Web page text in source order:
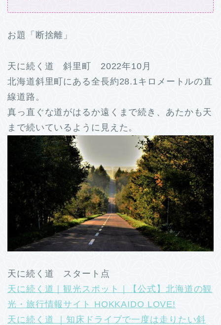
お題「断捨離」
天に続く道 斜里町 2022年10月
北海道斜里町にある全長約28.1キロメートルの直
線道路。
真っ直ぐな道がはるか遠くまで続き、あたかも天
まで続いているように見えた。
天に続く道 スタート点
天に続く道｜観光スポット｜【公式】北海道の観
光・旅行情報サイト HOKKAIDO LOVE!
天に続く道 ｜知床ドライブで一度は走りたい斜